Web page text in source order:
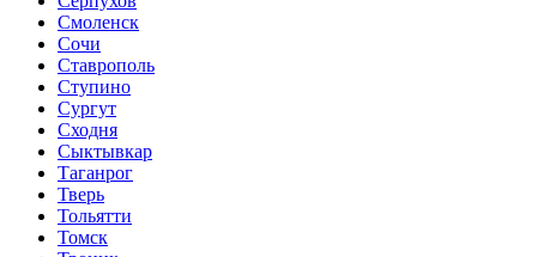
Смоленск
Сочи
Ставрополь
Ступино
Сургут
Сходня
Сыктывкар
Таганрог
Тверь
Тольятти
Томск